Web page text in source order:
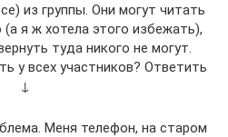
из группы. Они могут читать
я ж хотела этого избежать),
туда никого не могут.
у всех участников? Ответить
↓
Меня телефон, на старом